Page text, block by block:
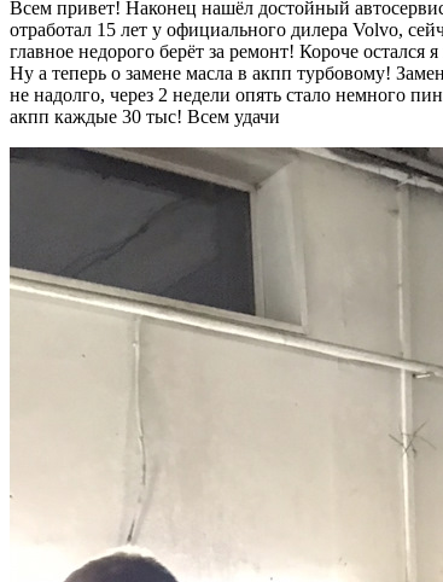
Всем привет! Наконец нашёл достойный
отработал 15 лет у официального дилера Volvo,
главное недорого берёт за ремонт! Короче
Ну а теперь о замене масла в акпп турбовому!
не надолго, через 2 недели опять стало немного
акпп каждые 30 тыс! Всем удачи